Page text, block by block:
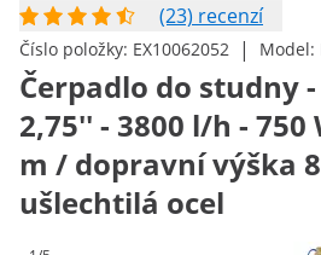
(23) recenzí
Číslo položky: EX10062052 | Model:
Čerpadlo do studny
2,75'' - 3800 l/h - 750
m / dopravní výška
ušlechtilá ocel